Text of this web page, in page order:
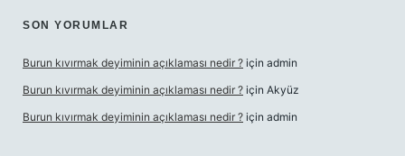
SON YORUMLAR
Burun kıvırmak deyiminin açıklaması nedir ? için admin
Burun kıvırmak deyiminin açıklaması nedir ? için Akyüz
Burun kıvırmak deyiminin açıklaması nedir ? için admin